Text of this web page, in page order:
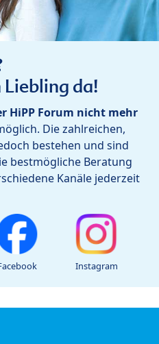
da!
HiPP Forum nicht mehr
Die zahlreichen,
bestehen und sind
bestmögliche Beratung
Kanäle jederzeit
Instagram